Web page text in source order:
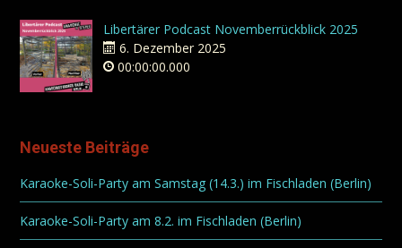
Libertärer Podcast Novemberrückblick 2025
6. Dezember 2025
00:00:00.000
Neueste Beiträge
Karaoke-Soli-Party am Samstag (14.3.) im Fischladen (Berlin)
Karaoke-Soli-Party am 8.2. im Fischladen (Berlin)